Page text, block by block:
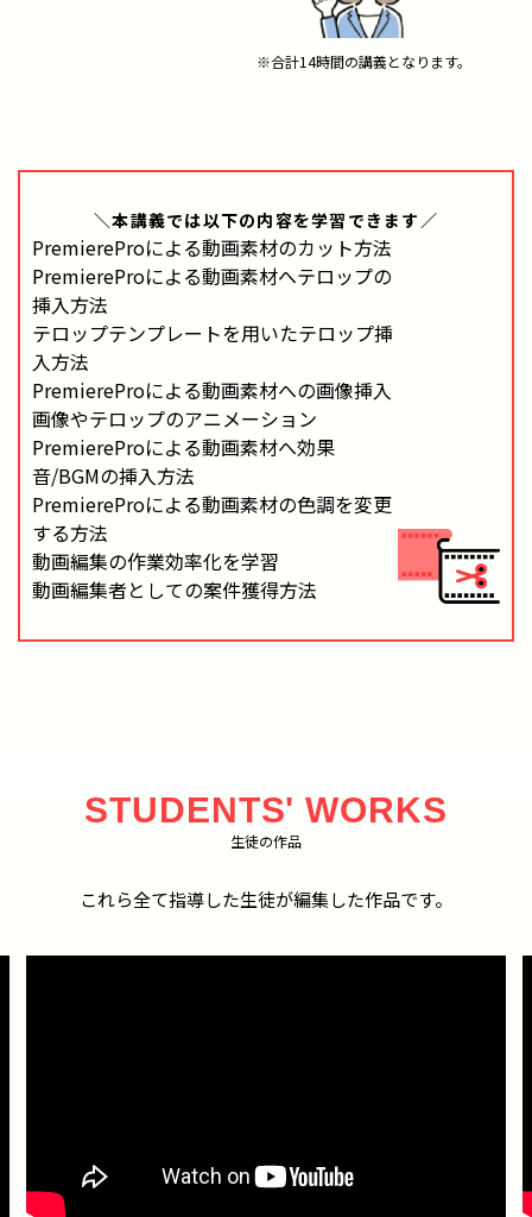
※合計14時間の講義となります。
＼本講義では以下の内容を学習できます／
PremiereProによる動画素材のカット方法
PremiereProによる動画素材へテロップの
挿入方法
テロップテンプレートを用いたテロップ挿
入方法
PremiereProによる動画素材への画像挿入
画像やテロップのアニメーション
PremiereProによる動画素材へ効果
音/BGMの挿入方法
PremiereProによる動画素材の色調を変更
する方法
動画編集の作業効率化を学習
動画編集者としての案件獲得方法
STUDENTS' WORKS
生徒の作品
これら全て指導した生徒が編集した作品です。